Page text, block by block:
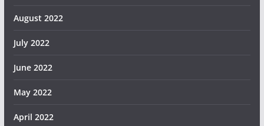
August 2022
July 2022
June 2022
May 2022
April 2022